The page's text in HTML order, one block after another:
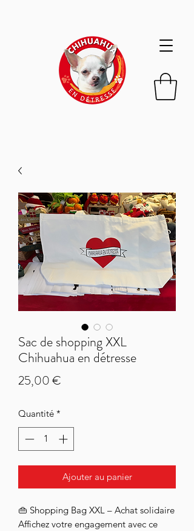
Sac de shopping XXL
Chihuahua en détresse
25,00 €
Quantité *
Ajouter au panier
👜 Shopping Bag XXL – Achat solidaire
Affichez votre engagement avec ce